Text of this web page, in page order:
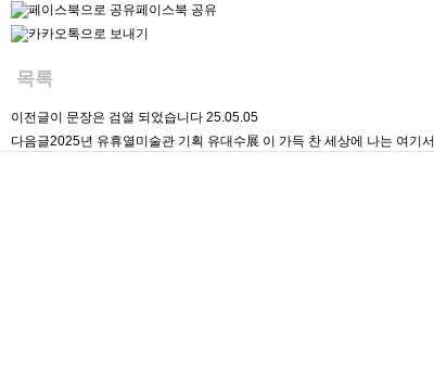
페이스북 공유
목록
이전글이 문장은 검열 되었습니다 25.05.05
다음글2025년 유휴열미술관 기획 유대수展 이 가득 찬 세상에 나는 여기서